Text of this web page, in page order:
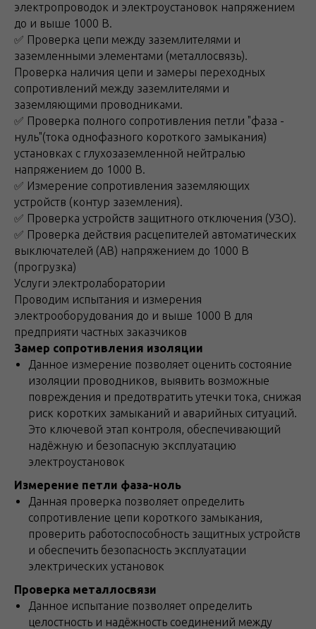
электропроводок и электроустановок напряжением
до и выше 1000 В.
✅ Проверка цепи между заземлителями и
заземленными элементами (металлосвязь).
Проверка наличия цепи и замеры переходных
сопротивлений между заземлителями и
заземляющими проводниками.
✅ Проверка полного сопротивления петли "фаза -
нуль"(тока однофазного короткого замыкания)
установках с глухозаземленной нейтралью
напряжением до 1000 В.
✅ Измерение сопротивления заземляющих
устройств (контур заземления).
✅ Проверка устройств защитного отключения (УЗО).
✅ Проверка действия расцепителей автоматических
выключателей (АВ) напряжением до 1000 В
(прогрузка)
Услуги электролаборатории
Проводим испытания и измерения
электрооборудования до и выше 1000 В для
предприяти частных заказчиков
Замер сопротивления изоляции
Данное измерение позволяет оценить состояние
изоляции проводников, выявить возможные
повреждения и предотвратить утечки тока, снижая
риск коротких замыканий и аварийных ситуаций.
Это ключевой этап контроля, обеспечивающий
надёжную и безопасную эксплуатацию
электроустановок
Измерение петли фаза-ноль
Данная проверка позволяет определить
сопротивление цепи короткого замыкания,
проверить работоспособность защитных устройств
и обеспечить безопасность эксплуатации
электрических установок
Проверка металлосвязи
Данное испытание позволяет определить
целостность и надёжность соединений между